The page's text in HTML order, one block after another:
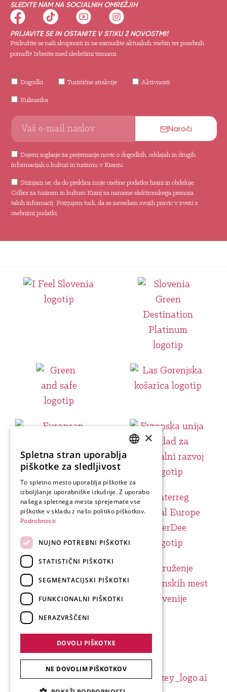
SLEDITE NAM NA SOCIALNIH OMREŽJIH
PRIJAVITE SE IN OSTANITE V STIKU Z NOVOSTMI!
Pridružite se naši skupnosti in ne zamudite aktualnih vsebin ter posebnih
ponudb! Izberite med sledečimi temami:
Dogodki Turistične atrakcije Aktivnosti
Kulinarika
Dajem soglasje za prejemanje novic o dogodkih, oddajah in drugih
informacijah o kulturi in turizmu v Kranju.
Strinjam se, da do preklica moje osebne podatke hrani in obdeluje
Odbor za turizem in kulturo Kranj za namene elektronskega prenosa
takih informacij. Potrjujem tudi, da se zavedam svojih pravic v zvezi z
osebnimi podatki.
Naroči
SLOVENIAN
GERMAN
ITALIAN
×
Spletna stran uporablja
piškotke za sledljivost
To spletno mesto uporablja piškotke za
izboljšanje uporabniške izkušnje. Z uporabo
našega spletnega mesta sprejemate vse
piškotke v skladu z našo politiko piškotkov.
Podrobnosti
NUJNO POTREBNI PIŠKOTKI
STATISTIČNI PIŠKOTKI
SEGMENTACIJSKI PIŠKOTKI
FUNKCIONALNI PIŠKOTKI
NERAZVRŠČENI
DOVOLI PIŠKOTKE
NE DOVOLIM PIŠKOTKOV